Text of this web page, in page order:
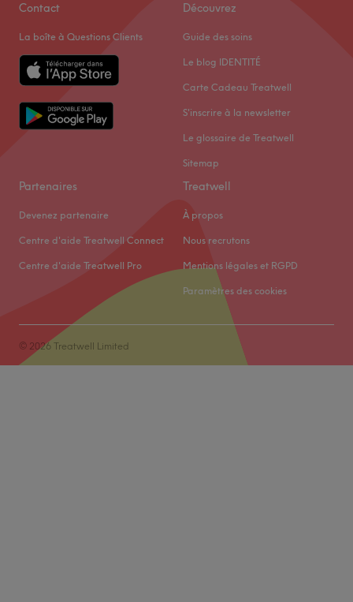
Contact
La boîte à Questions Clients
Découvrez
Guide des soins
Le blog IDENTITÉ
Carte Cadeau Treatwell
S'inscrire à la newsletter
Le glossaire de Treatwell
Sitemap
Partenaires
Devenez partenaire
Centre d'aide Treatwell Connect
Centre d'aide Treatwell Pro
Treatwell
À propos
Nous recrutons
Mentions légales et RGPD
Paramètres des cookies
© 2026 Treatwell Limited